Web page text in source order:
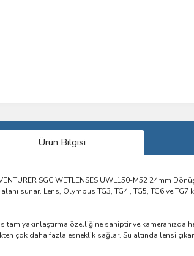
Ürün Bilgisi
SGC WETLENSES UWL150-M52 24mm
sunar. Lens, Olympus TG3, TG4 , TG5, TG6 ve
tam yakınlaştırma özelliğine sahiptir ve kameranızda
çok daha fazla esneklik sağlar. Su altında lensi